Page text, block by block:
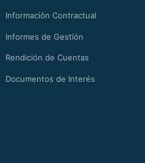
Información Contractual
Informes de Gestión
Rendición de Cuentas
Documentos de Interés